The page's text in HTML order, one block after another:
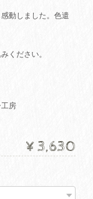
動しました。色遣
ください。
房
¥3,630